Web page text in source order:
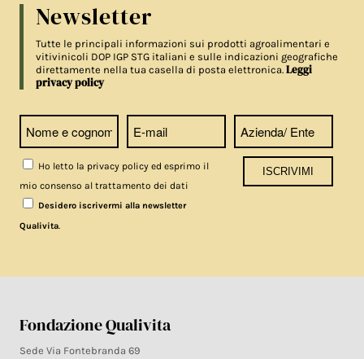
Newsletter
Tutte le principali informazioni sui prodotti agroalimentari e
vitivinicoli DOP IGP STG italiani e sulle indicazioni geografiche
direttamente nella tua casella di posta elettronica.Leggi
privacy policy
Ho letto la privacy policy ed esprimo il
mio consenso al trattamento dei dati
Desidero iscrivermi alla newsletter
Qualivita.
Fondazione Qualivita
Sede Via Fontebranda 69